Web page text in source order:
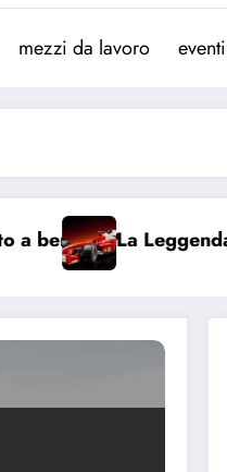
mezzi da lavoro eventi
Leggenda in